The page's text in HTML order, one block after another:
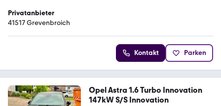
Privatanbieter
41517 Grevenbroich
Kontakt Parken
Opel Astra 1.6 Turbo Innovation
147kW S/S Innovation